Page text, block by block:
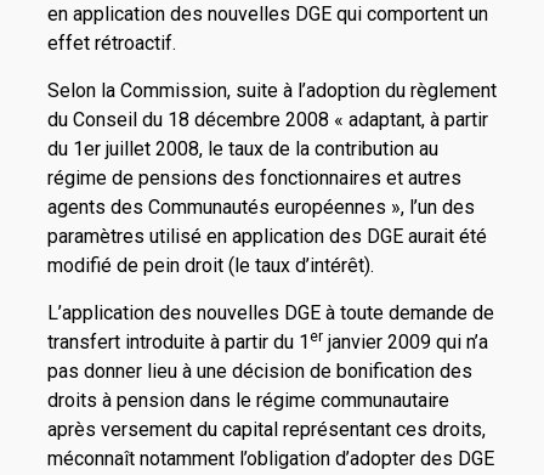
en application des nouvelles DGE qui comportent un
effet rétroactif.
Selon la Commission, suite à l’adoption du règlement
du Conseil du 18 décembre 2008 « adaptant, à partir
du 1er juillet 2008, le taux de la contribution au
régime de pensions des fonctionnaires et autres
agents des Communautés européennes », l’un des
paramètres utilisé en application des DGE aurait été
modifié de pein droit (le taux d’intérêt).
L’application des nouvelles DGE à toute demande de
transfert introduite à partir du 1erjanvier 2009 qui n’a
pas donner lieu à une décision de bonification des
droits à pension dans le régime communautaire
après versement du capital représentant ces droits,
méconnaît notamment l’obligation d’adopter des DGE